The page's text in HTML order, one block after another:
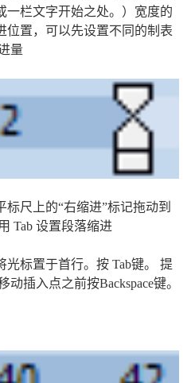
一栏文字开始之处。）宽度的
位置，可以先设置不同的制表
量
尺上的“右缩进”标记拖动到
Tab 设置段落缩进
标置于首行。按 Tab键。 提
插入点之前按Backspace键。